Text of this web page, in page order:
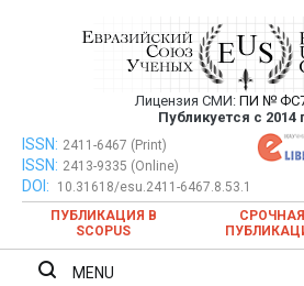
Евразийский
публикация
ежемесячном
Лицензия СМИ: ПИ №
Публикуется с 2014
Евразийский Союз Ученых —
ежемесячном
ISSN: 2411-6467 (Print)
ISSN: 2413-9335 (Online)
DOI:
10.31618/esu.2411-6467.8.53.1
ПУБЛИКАЦИЯ В
SCOPUS
СРОЧНАЯ
MENU